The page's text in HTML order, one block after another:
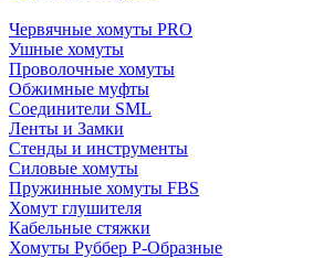
Червячные хомуты PRO
Ушные хомуты
Проволочные хомуты
Обжимные муфты
Соединители SML
Ленты и Замки
Стенды и инструменты
Силовые хомуты
Пружинные хомуты FBS
Хомут глушителя
Кабельные стяжки
Хомуты Руббер Р-Образные